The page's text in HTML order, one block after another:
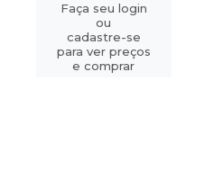
Faça seu login
ou
cadastre-se
para ver preços
e comprar